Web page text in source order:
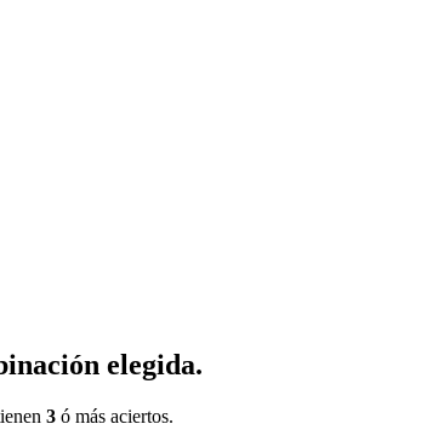
elegida.
3 ó más aciertos.